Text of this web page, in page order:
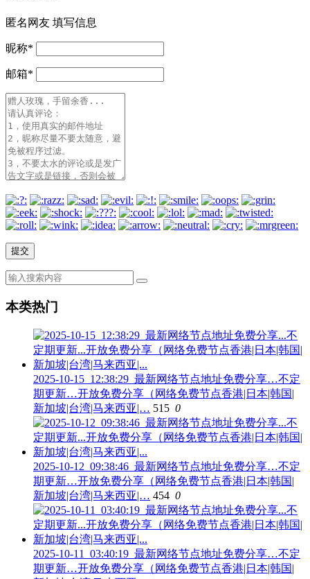
匿名网友 填写信息
昵称*
邮箱*
本类热门
2025-10-15_12:38:29_最新网络节点地址免费分享…不定
期更新…开放免费分享（网络免费节点香港|日本|韩国|
新加坡|台湾|马来西亚|… 515 0
2025-10-12_09:38:46_最新网络节点地址免费分享…不定
期更新…开放免费分享（网络免费节点香港|日本|韩国|
新加坡|台湾|马来西亚|… 454 0
2025-10-11_03:40:19_最新网络节点地址免费分享…不定
期更新…开放免费分享（网络免费节点香港|日本|韩国|